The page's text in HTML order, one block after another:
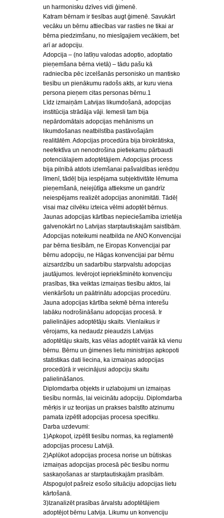
un harmonisku dzīves vidi ģimenē.
Katram bērnam ir tiesības augt ģimenē. Savukārt
vecāku un bērnu attiecības var rasties ne tikai ar
bērna piedzimšanu, no miesīgajiem vecākiem, bet
arī ar adopciju.
Adopcija – (no latīņu valodas adoptio, adoptatio
pieņemšana bērna vietā) – tādu pašu kā
radniecība pēc izcelšanās personisko un mantisko
tiesību un pienākumu radošs akts, ar kuru viena
persona pieņem citas personas bērnu.1
Līdz izmaiņām Latvijas likumdošanā, adopcijas
institūcija strādāja vāji. Iemesli tam bija
nepārdomātais adopcijas mehānisms un
likumdošanas neatbilstība pastāvošajām
realitātēm. Adopcijas procedūra bija birokrātiska,
neefektīva un nenodrošina pietiekamu pārbaudi
potenciālajiem adoptētājiem. Adopcijas process
bija pilnībā atdots izlemšanai pašvaldības ierēdņu
līmenī, tādēļ bija iespējama subjektivitāte lēmuma
pieņemšanā, neiejūtīga attieksme un gandrīz
neiespējams realizēt adopcijas anonimitāti. Tādēļ
visai maz cilvēku izteica vēlmi adoptēt bērnus.
Jaunas adopcijas kārtības nepieciešamība izrietēja
galvenokārt no Latvijas starptautiskajām saistībām.
Adopcijas noteikumi neatbilda ne ANO Konvencijai
par bērna tiesībām, ne Eiropas Konvencijai par
bērnu adopciju, ne Hāgas konvencijai par bērnu
aizsardzību un sadarbību starpvalstu adopcijas
jautājumos. Ievērojot iepriekšminēto konvenciju
prasības, tika veiktas izmaiņas tiesību aktos, lai
vienkāršotu un paātrinātu adopcijas procedūru.
Jauna adopcijas kārtība sekmē bērna interešu
labāku nodrošināšanu adopcijas procesā. Ir
palielinājies adoptētāju skaits. Vienlaikus ir
vērojams, ka nedaudz pieaudzis Latvijas
adoptētāju skaits, kas vēlas adoptēt vairāk kā vienu
bērnu. Bērnu un ģimenes lietu ministrijas apkopoti
statistikas dati liecina, ka izmaiņas adopcijas
procedūrā ir veicinājusi adopciju skaitu
palielināšanos.
Diplomdarba objekts ir uzlabojumi un izmaiņas
tiesību normās, lai veicinātu adopciju. Diplomdarba
mērķis ir uz teorijas un prakses balstīto atzinumu
pamata izpētīt adopcijas procesa specifiku.
Darba uzdevumi:
1)Apkopot, izpētīt tiesību normas, ka reglamentē
adopcijas procesu Latvijā.
2)Aplūkot adopcijas procesa norise un būtiskas
izmaiņas adopcijas procesā pēc tiesību normu
saskaņošanas ar starptautiskajām prasībām.
Atspoguļot pašreiz esošo situāciju adopcijas lietu
kārtošanā.
3)Izanalizēt prasības ārvalstu adoptētājiem
adoptējot bērnu Latvija. Likumu un konvenciju